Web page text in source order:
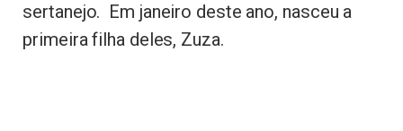
sertanejo. Em janeiro deste ano, nasceu a
primeira filha deles, Zuza.